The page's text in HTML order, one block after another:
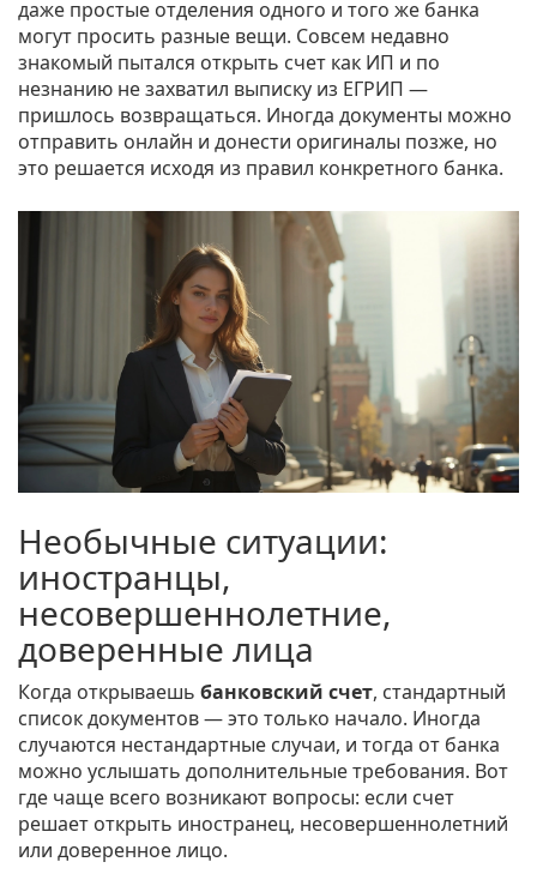
даже простые отделения одного и того же банка
могут просить разные вещи. Совсем недавно
знакомый пытался открыть счет как ИП и по
незнанию не захватил выписку из ЕГРИП —
пришлось возвращаться. Иногда документы можно
отправить онлайн и донести оригиналы позже, но
это решается исходя из правил конкретного банка.
Необычные ситуации:
иностранцы,
несовершеннолетние,
доверенные лица
Когда открываешь банковский счет, стандартный
список документов — это только начало. Иногда
случаются нестандартные случаи, и тогда от банка
можно услышать дополнительные требования. Вот
где чаще всего возникают вопросы: если счет
решает открыть иностранец, несовершеннолетний
или доверенное лицо.